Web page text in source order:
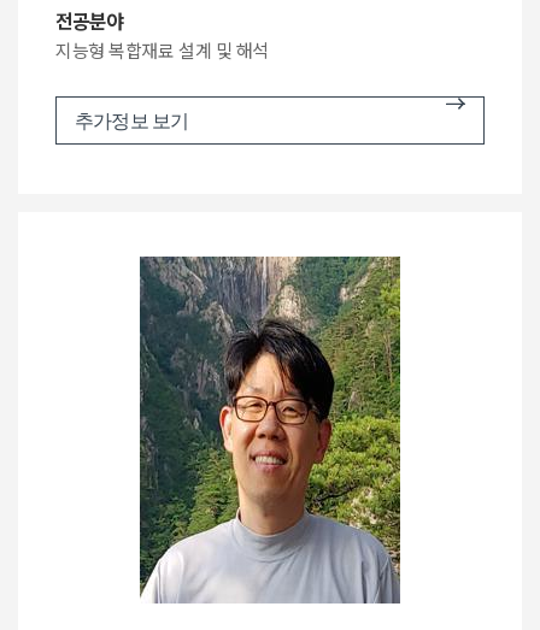
전공분야
지능형 복합재료 설계 및 해석
추가정보 보기